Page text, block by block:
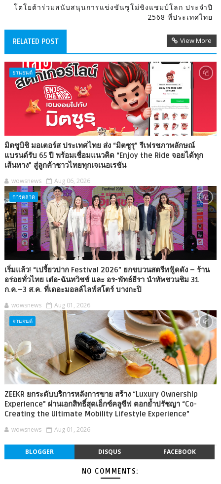
โตโยต้าร่วมสนับสนุนการแข่งขันซูโม่ชิงแชมป์โลก ประจำปี
2568 ที่ประเทศไทย
RELATED POST View More
ยานยนต์
มิตซูบิชิ มอเตอร์ส ประเทศไทย ส่ง “มิตซูรุ” รีเฟรชภาพลักษณ์
แบรนด์รับ 65 ปี พร้อมเชื่อมแนวคิด “Enjoy the Ride จอยได้ทุก
เส้นทาง” สู่ลูกค้าชาวไทยทุกเจเนอเรชัน
wowsnews Aug 06, 2026
การตลาด
เริ่มแล้ว! “เปรี้ยวปาก Festival 2026” ยกขบวนสตรีทฟู้ดดัง – ร้าน
อร่อยทั่วไทย เต๋อ-ฉันทวิชช์ และ อร-พัทธ์ธีรา นำทัพชวนชิม 31
ก.ค.–3 ส.ค. ที่เดอะมอลล์ไลฟ์สโตร์ บางกะปิ
wowsnews Aug 01, 2026
ยานยนต์
ZEEKR ยกระดับบริการหลังการขาย สร้าง “Luxury Ownership
Experience” ผ่านเอกสิทธิ์สุดเอ็กซ์คลูซีฟ ตอกย้ำปรัชญา “Co-
Creating the Ultimate Mobility Lifestyle Experience”
wowsnews Aug 01, 2026
BLOGGER DISQUS FACEBOOK
NO COMMENTS: